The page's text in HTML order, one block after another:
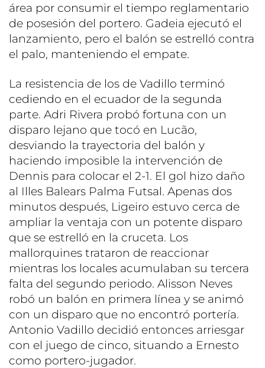
área por consumir el tiempo reglamentario
de posesión del portero. Gadeia ejecutó el
lanzamiento, pero el balón se estrelló contra
el palo, manteniendo el empate.
La resistencia de los de Vadillo terminó
cediendo en el ecuador de la segunda
parte. Adri Rivera probó fortuna con un
disparo lejano que tocó en Lucão,
desviando la trayectoria del balón y
haciendo imposible la intervención de
Dennis para colocar el 2-1. El gol hizo daño
al Illes Balears Palma Futsal. Apenas dos
minutos después, Ligeiro estuvo cerca de
ampliar la ventaja con un potente disparo
que se estrelló en la cruceta. Los
mallorquines trataron de reaccionar
mientras los locales acumulaban su tercera
falta del segundo periodo. Alisson Neves
robó un balón en primera línea y se animó
con un disparo que no encontró portería.
Antonio Vadillo decidió entonces arriesgar
con el juego de cinco, situando a Ernesto
como portero-jugador.